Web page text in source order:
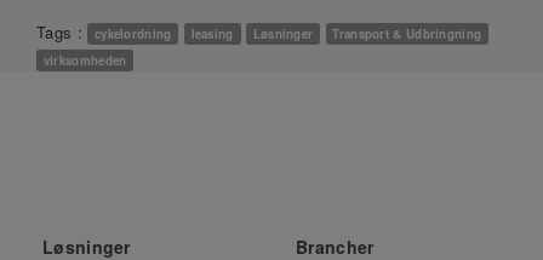
Tags : cykelordning leasing Løsninger
Transport & Udbringning
virksomheden
Løsninger
Brancher